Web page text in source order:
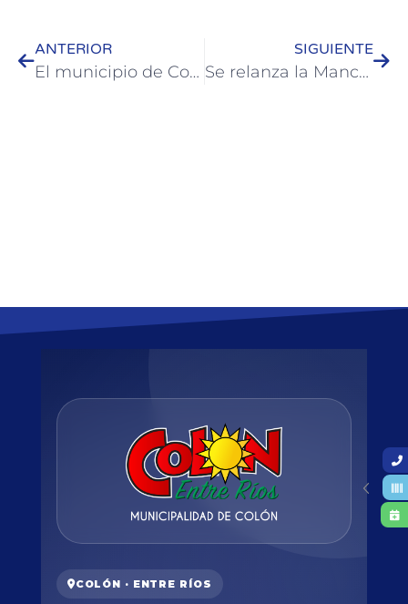
ANTERIOR
El municipio de Colón realiza relevamientos barriales.
SIGUIENTE
Se relanza la Mancomunidad Tierra de Palmares
COLÓN · ENTRE RÍOS